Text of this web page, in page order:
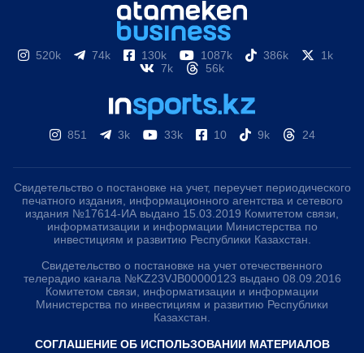
520k 74k 130k 1087k 386k
1k
7k
56k
851 3k 33k 10 9k 24
Свидетельство о постановке на учет, переучет периодического
печатного издания, информационного агентства и сетевого
издания №17614-ИА выдано 15.03.2019 Комитетом связи,
информатизации и информации Министерства по
инвестициям и развитию Республики Казахстан.
Свидетельство о постановке на учет отечественного
телерадио канала №KZ23VJB00000123 выдано 08.09.2016
Комитетом связи, информатизации и информации
Министерства по инвестициям и развитию Республики
Казахстан.
СОГЛАШЕНИЕ ОБ ИСПОЛЬЗОВАНИИ МАТЕРИАЛОВ